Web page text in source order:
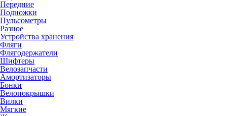
Передние
Подножки
Пульсометры
Разное
Устройства хранения
Фляги
Флягодержатели
Шифтеры
Велозапчасти
Амортизаторы
Бонки
Велопокрышки
Вилки
Мягкие